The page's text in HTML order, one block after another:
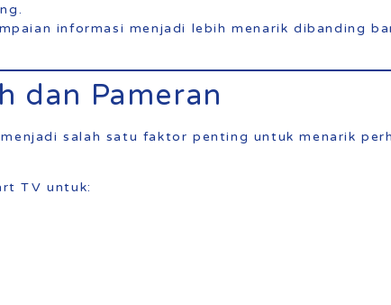
informasi menjadi lebih menarik dibanding
dan Pameran
salah satu faktor penting untuk menarik
TV untuk: